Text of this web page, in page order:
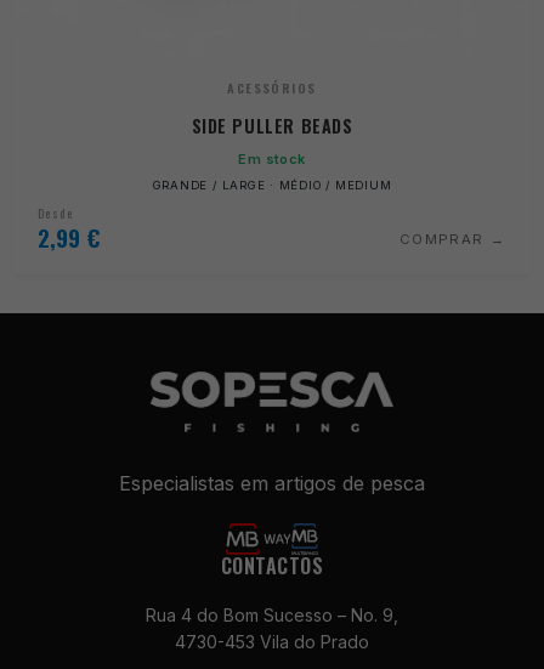
ACESSÓRIOS
SIDE PULLER BEADS
Em stock
GRANDE / LARGE · MÉDIO / MEDIUM
Desde
2,99 € COMPRAR
Especialistas em artigos de pesca
CONTACTOS
Rua 4 do Bom Sucesso – No. 9,
4730-453 Vila do Prado